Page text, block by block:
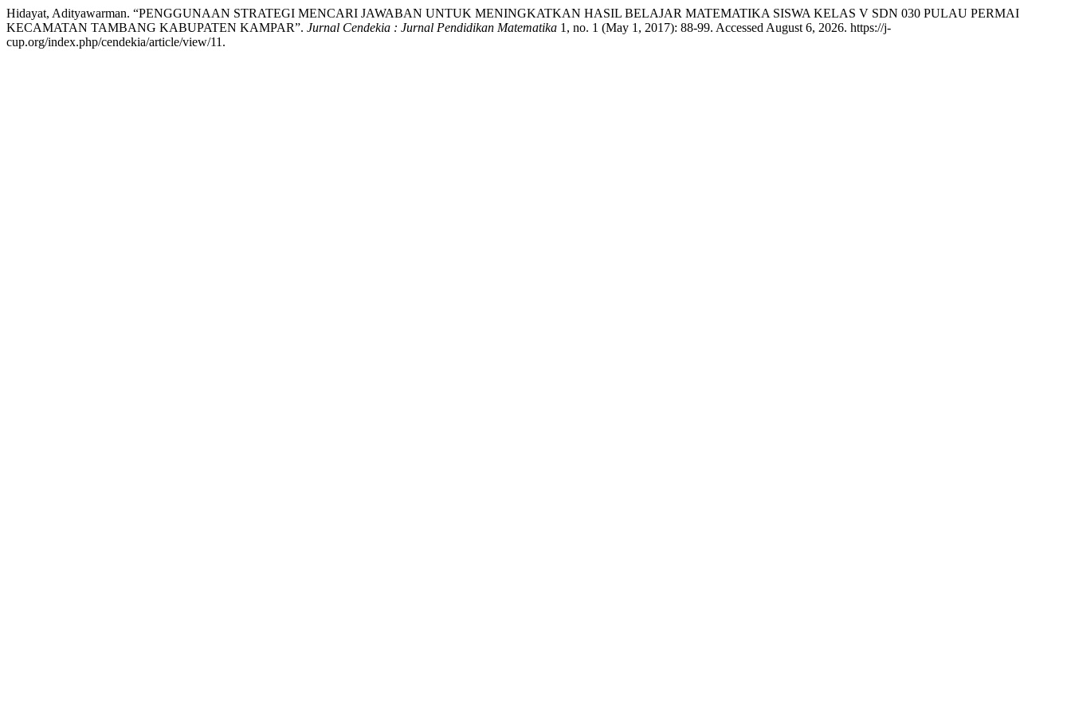
Hidayat, Adityawarman. “PENGGUNAAN STRATEGI MENCARI JAWABAN UNTUK MENINGKATKAN HASIL BELAJAR MATEMATIKA SISWA KELAS V SDN 030 PULAU PERMAI
KECAMATAN TAMBANG KABUPATEN KAMPAR”. Jurnal Cendekia : Jurnal Pendidikan Matematika 1, no. 1 (May 1, 2017): 88-99. Accessed August 6, 2026. https://j-
cup.org/index.php/cendekia/article/view/11.